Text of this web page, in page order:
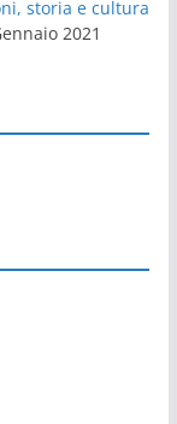
storia e cultura
2021